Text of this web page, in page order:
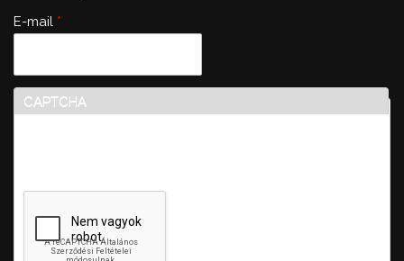
E-mail *
CAPTCHA